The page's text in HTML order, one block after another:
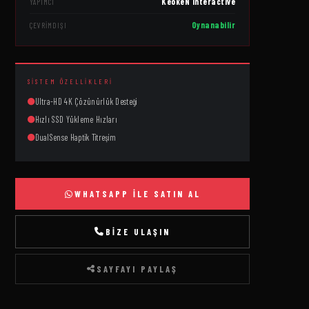
ÇEVRIMDIŞI Oynanabilir
SISTEM ÖZELLIKLERI
Ultra-HD 4K Çözünürlük Desteği
Hızlı SSD Yükleme Hızları
DualSense Haptik Titreşim
WHATSAPP ILE SATIN AL
BIZE ULAŞIN
SAYFAYI PAYLAŞ